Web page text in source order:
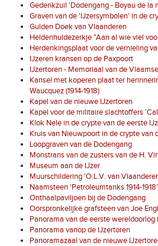
Gedenkzuil 'Dodengang - Boyau de la
Graven van de 'IJzersymbolen' in de
Gulden Doek van Vlaanderen
Heldenhuldezerkje "Aan al wie viel
Herdenkingsplaat voor de vernieling
IJzeren kransen op de Paxpoort
IJzertoren - Memoriaal van de
Kansel met koperen plaat ter
Waucquez (1914-1918)
Kapel van de nieuwe IJzertoren
Kapel voor de militaire slachtoffers
Klok Nele in de crypte van de eerste
Kruis van Nieuwpoort in de crypte van
Loopgraven van de Dodengang
Monstrans van de zusters van de H.
Museum aan de IJzer
Muurschildering 'O.L.V. van
Naamsteen 'Petroleumtanks 1914-1918'
Onthaalpaviljoen bij de Dodengang
Oorspronkelijke grafsteen van Joe
Panorama van de eerste
Panorama vanop de IJzertoren
Panoramazaal van de nieuwe